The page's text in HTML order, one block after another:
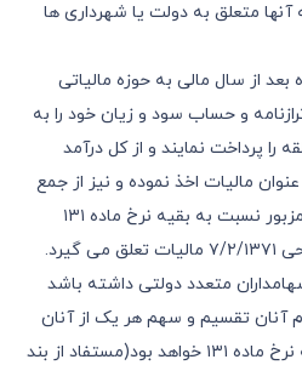
متعلق به دولت یا شهرداری ها
بعد از سال مالی به حوزه مالیاتی
و حساب سود و زیان خود را به
را پرداخت نمایند و از کل درآمد
به نرخ ١٠% به عنوان مالیات اخذ نموده و نیز از جمع
درامد پس از کسر ١٠% مالیات مزبور نسبت به بقیه نرخ ماده ١٣١
قانون مالیاتهای مستقیم اصلاحی ٧/٢/١٣٧١ مالیات تعلق می گیرد.
متعدد دولتی داشته باشد
آنان تقسیم و سهم هر یک از آنان
به طور مجزا مشمول مالیات به نرخ ماده ١٣١ خواهد بود(مستفاد از بند